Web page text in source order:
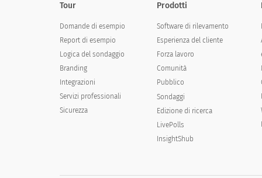
Tour
Domande di esempio
Report di esempio
Logica del sondaggio
Branding
Integrazioni
Servizi professionali
Sicurezza
Prodotti
Software di rilevamento
Esperienza del cliente
Forza lavoro
Comunità
Pubblico
Sondaggi
Edizione di ricerca
LivePolls
InsightShub